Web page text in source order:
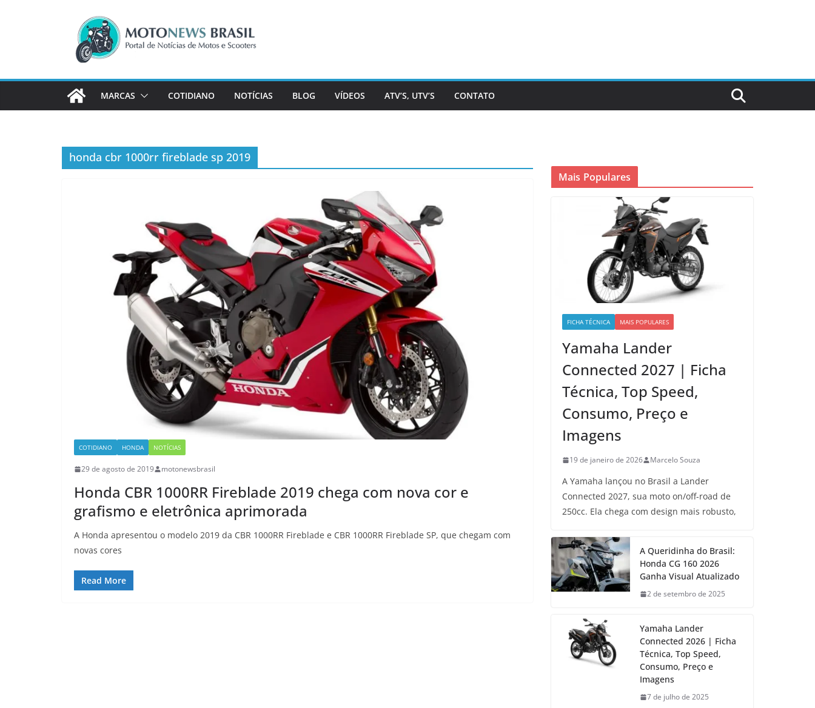
MARCAS COTIDIANO NOTÍCIAS BLOG VÍDEOS ATV’S, UTV’S CONTATO
honda cbr 1000rr fireblade sp 2019
COTIDIANO HONDA NOTÍCIAS
29 de agosto de 2019 motonewsbrasil
Honda CBR 1000RR Fireblade 2019 chega com nova cor e
grafismo e eletrônica aprimorada
A Honda apresentou o modelo 2019 da CBR 1000RR Fireblade e CBR 1000RR Fireblade SP, que chegam com
novas cores
Read More
Mais Populares
FICHA TÉCNICA MAIS POPULARES
Yamaha Lander
Connected 2027 | Ficha
Técnica, Top Speed,
Consumo, Preço e
Imagens
19 de janeiro de 2026 Marcelo Souza
A Yamaha lançou no Brasil a Lander
Connected 2027, sua moto on/off-road de
250cc. Ela chega com design mais robusto,
A Queridinha do Brasil:
Honda CG 160 2026
Ganha Visual Atualizado
2 de setembro de 2025
Yamaha Lander
Connected 2026 | Ficha
Técnica, Top Speed,
Consumo, Preço e
Imagens
7 de julho de 2025